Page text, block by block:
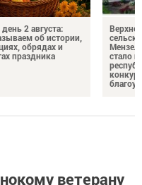
2 августа:
об истории,
обрядах и
праздника
стало
ветерану